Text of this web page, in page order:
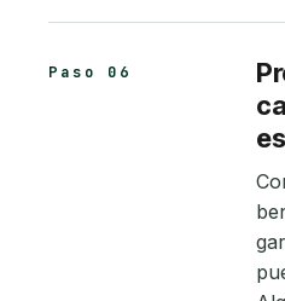
Paso 06